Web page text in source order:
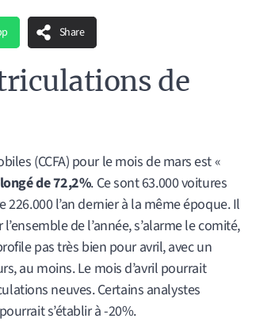
Share
de
(CCFA) pour le mois de mars est «
de 72,2%. Ce sont 63.000 voitures
l’an dernier à la même époque. Il
de l’année, s’alarme le comité,
pas très bien pour avril, avec un
au moins. Le mois d’avril pourrait
neuves. Certains analystes
s’établir à -20%.